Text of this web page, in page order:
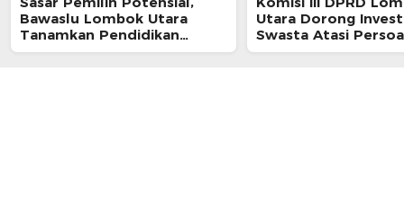
Bawaslu Lombok Utara
Tanamkan Pendidikan
Demokrasi di Ponpes Al-
Utara Dorong
Swasta Atasi
Sampah di Kawasan